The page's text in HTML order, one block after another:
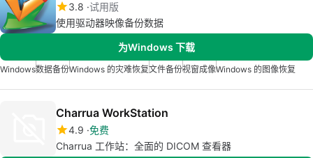
3.8 试用版
使用驱动器映像备份数据
为Windows 下载
Windows数据备份Windows 的灾难恢复文件备份视窗成像Windows 的图像恢复
Charrua WorkStation
4.9 免费
Charrua 工作站：全面的 DICOM 查看器